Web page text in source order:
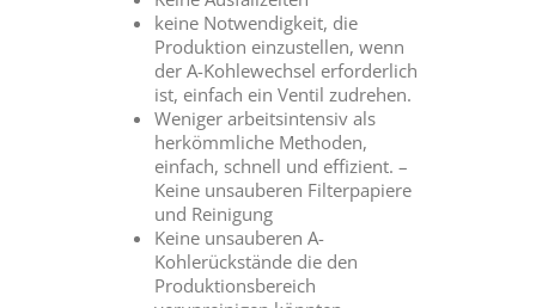
keine Notwendigkeit, die
Produktion einzustellen, wenn
der A-Kohlewechsel erforderlich
ist, einfach ein Ventil zudrehen.
Weniger arbeitsintensiv als
herkömmliche Methoden,
einfach, schnell und effizient. –
Keine unsauberen Filterpapiere
und Reinigung
Keine unsauberen A-
Kohlerückstände die den
Produktionsbereich